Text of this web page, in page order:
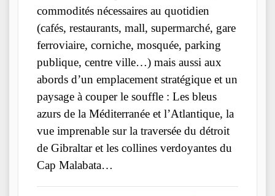
commodités nécessaires au quotidien
(cafés, restaurants, mall, supermarché, gare
ferroviaire, corniche, mosquée, parking
publique, centre ville…) mais aussi aux
abords d’un emplacement stratégique et un
paysage à couper le souffle : Les bleus
azurs de la Méditerranée et l’Atlantique, la
vue imprenable sur la traversée du détroit
de Gibraltar et les collines verdoyantes du
Cap Malabata…